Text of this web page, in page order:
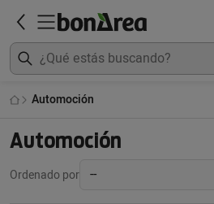
Automoción
Automoción
Ordenado por